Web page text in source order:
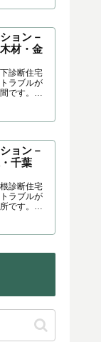
いた方が
、断熱材...
ョン－
材・金
診断住宅
ラブルが
です。し
分です。
など、多...
ョン－
千葉
診断住宅
ラブルが
です。し
分です。
今後のリ